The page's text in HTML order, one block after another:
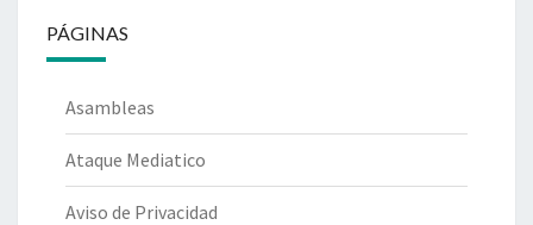
PÁGINAS
Asambleas
Ataque Mediatico
Aviso de Privacidad